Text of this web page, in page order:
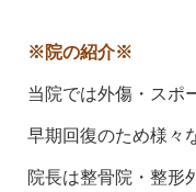
※院の紹介※
当院では外傷・スポ
早期回復のため様々
院長は整骨院・整形